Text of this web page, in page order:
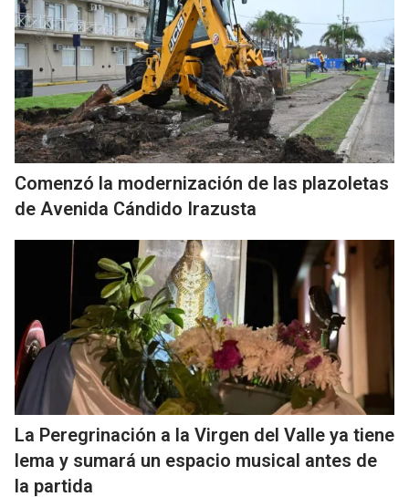
Comenzó la modernización de las plazoletas
de Avenida Cándido Irazusta
La Peregrinación a la Virgen del Valle ya tiene
lema y sumará un espacio musical antes de
la partida